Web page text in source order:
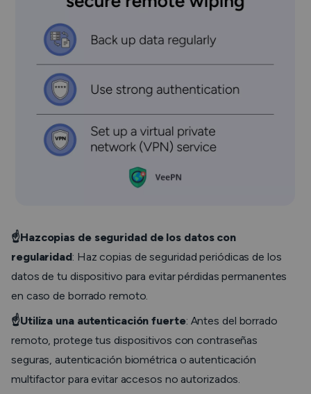
☝️Hazcopias de seguridad de los datos con
regularidad: Haz copias de seguridad periódicas de los
datos de tu dispositivo para evitar pérdidas permanentes
en caso de borrado remoto.
☝️Utiliza una autenticación fuerte: Antes del borrado
remoto, protege tus dispositivos con contraseñas
seguras, autenticación biométrica o autenticación
multifactor para evitar accesos no autorizados.